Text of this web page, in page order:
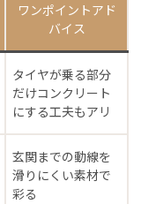
ワンポイントアド
バイス
タイヤが乗る部分
だけコンクリート
にする工夫もアリ
玄関までの動線を
滑りにくい素材で
彩る